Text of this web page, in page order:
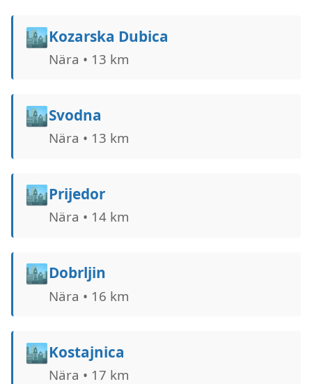
🏙️Kozarska Dubica
Nära • 13 km
🏙️Svodna
Nära • 13 km
🏙️Prijedor
Nära • 14 km
🏙️Dobrljin
Nära • 16 km
🏙️Kostajnica
Nära • 17 km